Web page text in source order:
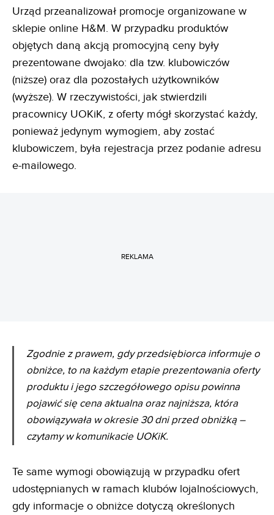
Urząd przeanalizował promocje organizowane w
sklepie online H&M. W przypadku produktów
objętych daną akcją promocyjną ceny były
prezentowane dwojako: dla tzw. klubowiczów
(niższe) oraz dla pozostałych użytkowników
(wyższe). W rzeczywistości, jak stwierdzili
pracownicy UOKiK, z oferty mógł skorzystać każdy,
ponieważ jedynym wymogiem, aby zostać
klubowiczem, była rejestracja przez podanie adresu
e-mailowego.
REKLAMA
Zgodnie z prawem, gdy przedsiębiorca informuje o
obniżce, to na każdym etapie prezentowania oferty
produktu i jego szczegółowego opisu powinna
pojawić się cena aktualna oraz najniższa, która
obowiązywała w okresie 30 dni przed obniżką –
czytamy w komunikacie UOKiK.
Te same wymogi obowiązują w przypadku ofert
udostępnianych w ramach klubów lojalnościowych,
gdy informacje o obniżce dotyczą określonych